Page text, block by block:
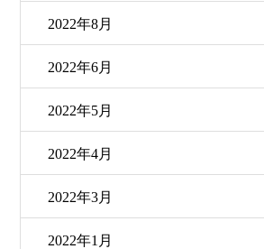
2022年8月
2022年6月
2022年5月
2022年4月
2022年3月
2022年1月